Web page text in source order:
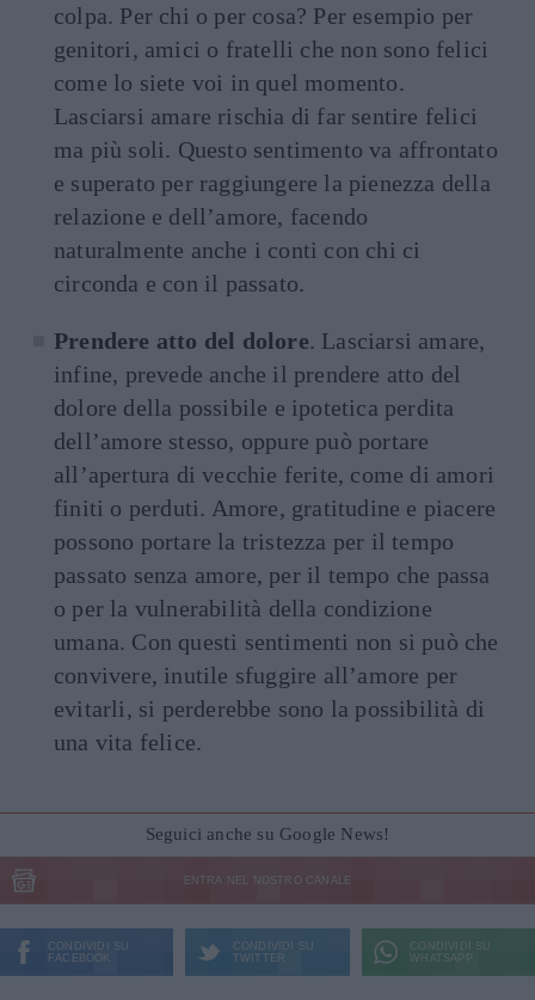
colpa. Per chi o per cosa? Per esempio per
genitori, amici o fratelli che non sono felici
come lo siete voi in quel momento.
Lasciarsi amare rischia di far sentire felici
ma più soli. Questo sentimento va affrontato
e superato per raggiungere la pienezza della
relazione e dell’amore, facendo
naturalmente anche i conti con chi ci
circonda e con il passato.
Prendere atto del dolore. Lasciarsi amare,
infine, prevede anche il prendere atto del
dolore della possibile e ipotetica perdita
dell’amore stesso, oppure può portare
all’apertura di vecchie ferite, come di amori
finiti o perduti. Amore, gratitudine e piacere
possono portare la tristezza per il tempo
passato senza amore, per il tempo che passa
o per la vulnerabilità della condizione
umana. Con questi sentimenti non si può che
convivere, inutile sfuggire all’amore per
evitarli, si perderebbe sono la possibilità di
una vita felice.
Seguici anche su Google News!
ENTRA NEL NOSTRO CANALE
CONDIVIDI SU
FACEBOOK
CONDIVIDI SU
TWITTER
CONDIVIDI SU
WHATSAPP